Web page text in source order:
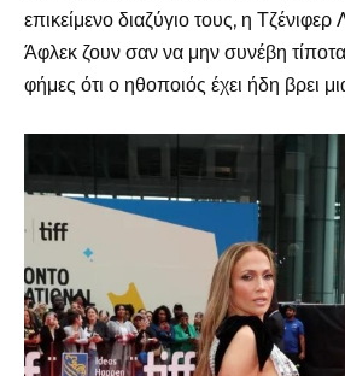
επικείμενο διαζύγιο τους, η
Άφλεκ ζουν σαν να μην συνέβη
φήμες ότι ο ηθοποιός έχει ήδη βρει